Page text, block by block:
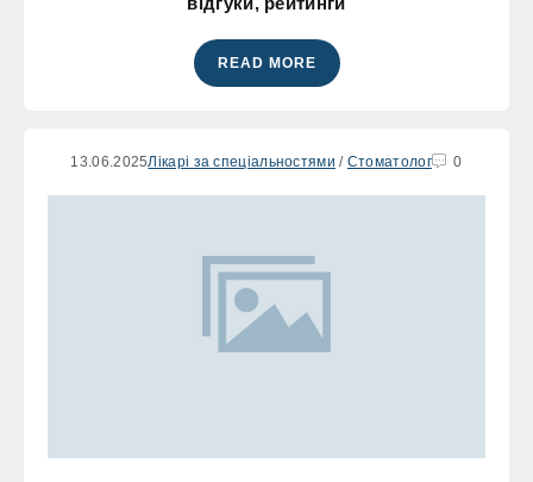
READ MORE
13.06.2025Лікарі за спеціальностями / Стоматолог 0